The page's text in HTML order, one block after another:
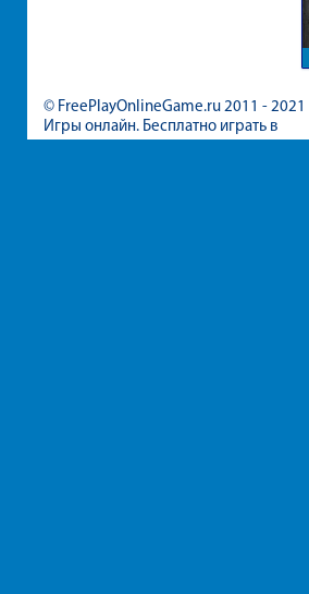
© FreePlayOnlineGame.ru 2011 - 2021
Игры онлайн. Бесплатно играть в
игры для девочек и мальчиков